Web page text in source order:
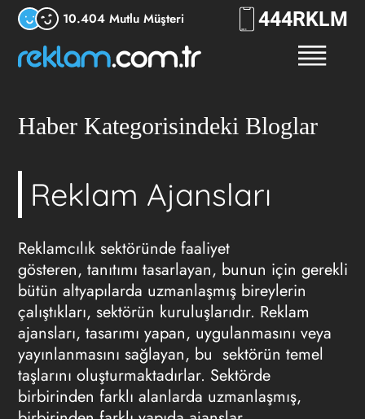
10.404 Mutlu Müşteri 4447556
Haber Kategorisindeki Bloglar
Reklam Ajansları
Reklamcılık sektöründe faaliyet
gösteren, tanıtımı tasarlayan, bunun için gerekli
bütün altyapılarda uzmanlaşmış bireylerin
çalıştıkları, sektörün kuruluşlarıdır. Reklam
ajansları, tasarımı yapan, uygulanmasını veya
yayınlanmasını sağlayan, bu sektörün temel
taşlarını oluşturmaktadırlar. Sektörde
birbirinden farklı alanlarda uzmanlaşmış,